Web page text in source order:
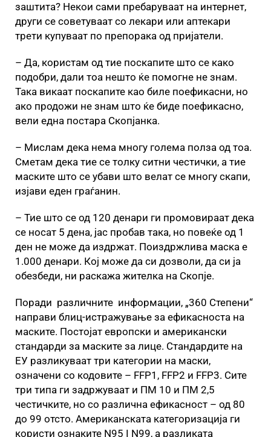
заштита? Некои сами пребаруваат на интернет,
други се советуваат со лекари или аптекари
трети купуваат по препорака од пријатели.
– Да, користам од тие поскапите што се како
подобри, дали тоа нешто ќе помогне не знам.
Така викаат поскапите као биле поефикасни, но
ако продожи не знам што ќе биде поефикасно,
вели една постара Скопјанка.
– Мислам дека нема многу голема полза од тоа.
Сметам дека тие се толку ситни честички, а тие
маските што се убави што велат се многу скапи,
изјави еден граѓанин.
– Тие што се од 120 денари ги промовираат дека
се носат 5 дена, јас пробав така, но повеќе од 1
ден не може да издржат. Поиздржлива маска е
1.000 денари. Кој може да си дозволи, да си ја
обезбеди, ни раскажа жителка на Скопје.
Поради различните информации, „360 Степени“
направи блиц-истражување за ефикасноста на
маските. Постојат европски и американски
стандарди за маските за лице. Стандардите на
ЕУ разликуваат три категории на маски,
означени со кодовите – FFP1, FFP2 и FFP3. Сите
три типа ги задржуваат и ПМ 10 и ПМ 2,5
честичките, но со различна ефикасност – од 80
до 99 отсто. Американската категоризација ги
користи ознаките N95 I N99, а разликата